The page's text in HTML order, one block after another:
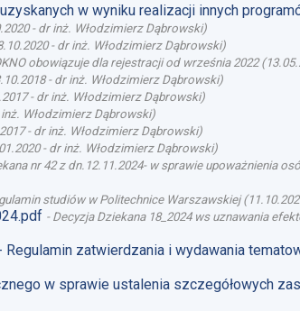
w wyniku realizacji innych
- dr inż. Włodzimierz Dąbrowski)
- dr inż. Włodzimierz Dąbrowski)
obowiązuje dla rejestracji od września 2022(
- dr inż. Włodzimierz Dąbrowski)
- dr inż. Włodzimierz Dąbrowski)
Włodzimierz Dąbrowski)
- dr inż. Włodzimierz Dąbrowski)
- dr inż. Włodzimierz Dąbrowski)
nr 42 z dn.12.11.2024- w sprawie upoważnienia
studiów w Politechnice Warszawskiej(
- Decyzja Dziekana 18_2024 ws uznawania
zatwierdzania i wydawania
w sprawie ustalenia szczegółowych